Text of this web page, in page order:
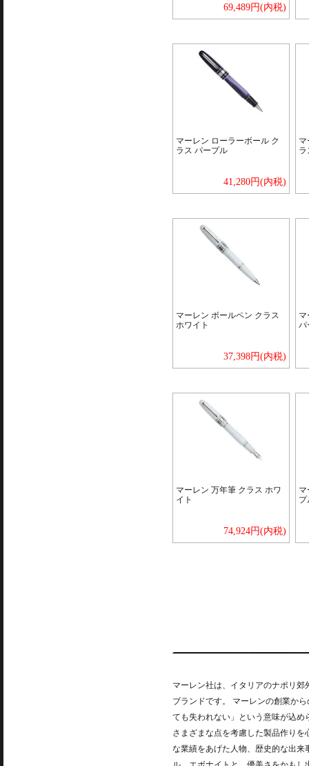
69,489円(内税)
マーレン ローラーボール ク
ラス パープル
41,280円(内税)
マ
ラ
マーレン ボールペン クラス
ホワイト
37,398円(内税)
マ
パ
マーレン 万年筆 クラス ホワ
イト
74,924円(内税)
マ
プ
マーレン社は、イタリアのナポリ
ブランドです。 マーレンの創業か
ても失われない」という意味が込
さまざまな点を考慮した製品作り
な業績をあげた人物、歴史的な出